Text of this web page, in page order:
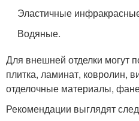
Эластичные
Водяные.
Для внешней отделки могут
плитка, ламинат, ковролин,
отделочные материалы,
Рекомендации выглядят